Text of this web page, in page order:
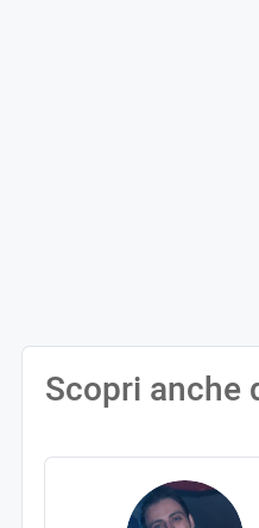
Scopri anche